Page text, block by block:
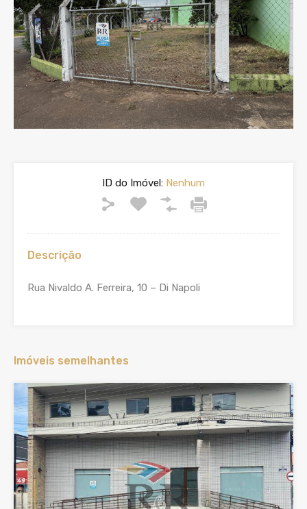
ID do Imóvel: Nenhum
Descrição
Rua Nivaldo A. Ferreira, 10 – Di Napoli
Imóveis semelhantes